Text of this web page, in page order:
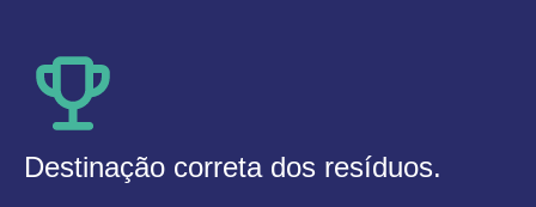
Destinação correta dos resíduos.